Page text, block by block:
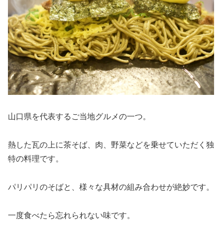
山口県を代表するご当地グルメの一つ。
熱した瓦の上に茶そば、肉、野菜などを乗せていただく独
特の料理です。
パリパリのそばと、様々な具材の組み合わせが絶妙です。
一度食べたら忘れられない味です。